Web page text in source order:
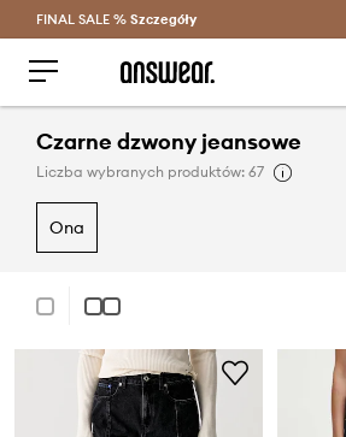
Oszczędzaj z Answear Club >
FINAL SALE % Szczegóły
Czarne dzwony jeansowe
Liczba wybranych produktów: 67
ona